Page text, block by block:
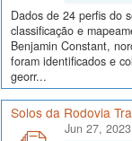
Dados de 24 perfis do
classificação e
Benjamin Constant,
foram identificados e
georr...
Solos da Rodovia
Jun 27, 2023